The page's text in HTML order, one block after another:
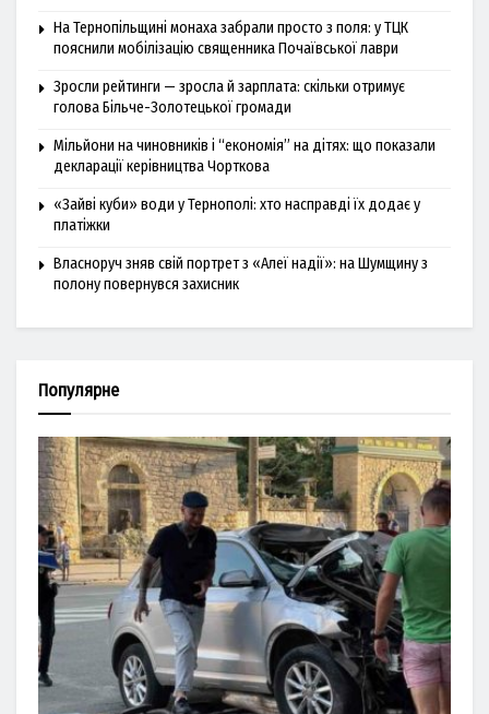
На Тернопільщині монаха забрали просто з поля: у ТЦК
пояснили мобілізацію священника Почаївської лаври
Зросли рейтинги — зросла й зарплата: скільки отримує
голова Більче-Золотецької громади
Мільйони на чиновників і “економія” на дітях: що показали
декларації керівництва Чорткова
«Зайві куби» води у Тернополі: хто насправді їх додає у
платіжки
Власноруч зняв свій портрет з «Алеї надії»: на Шумщину з
полону повернувся захисник
Популярне